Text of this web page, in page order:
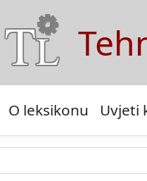
O leksikonu Uvjeti